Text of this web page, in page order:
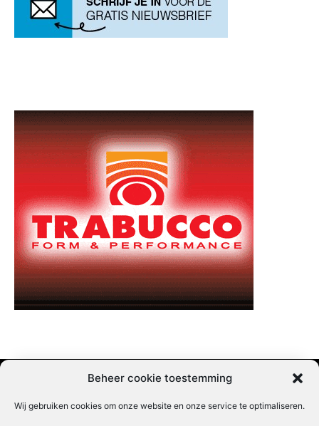
Beheer cookie toestemming
Wij gebruiken cookies om onze website en onze service te optimaliseren.